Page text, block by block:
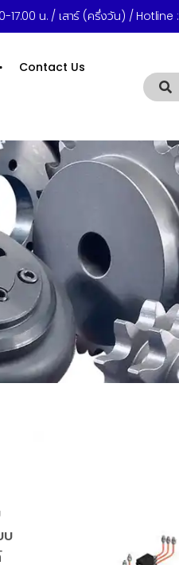
17.00 น. / เสาร์ (ครึ่งวัน) / Hotline :
Contact Us
บ